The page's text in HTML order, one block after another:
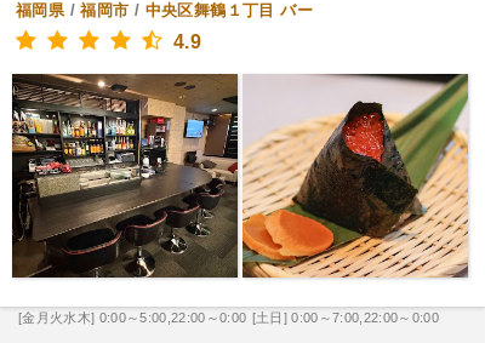
福岡県/福岡市 / 中央区舞鶴１丁目 バー
4.9
[金月火水木] 0:00～5:00,22:00～0:00 [土日] 0:00～7:00,22:00～0:00